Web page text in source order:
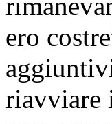
ero
riavviare